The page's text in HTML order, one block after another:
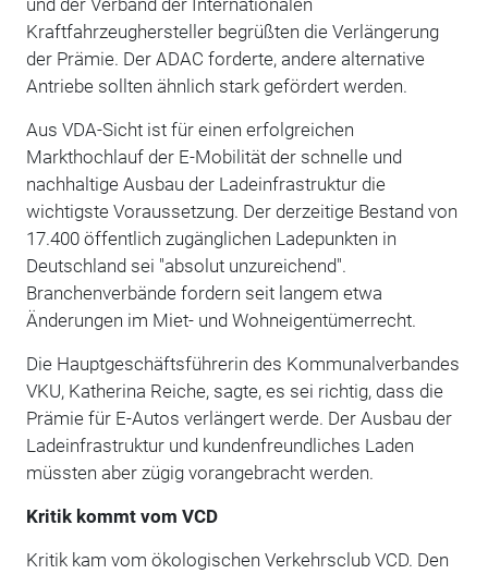
Kraftfahrzeughersteller begrüßten die Verlängerung
der Prämie. Der ADAC forderte, andere alternative
Antriebe sollten ähnlich stark gefördert werden.
Aus VDA-Sicht ist für einen erfolgreichen
Markthochlauf der E-Mobilität der schnelle und
nachhaltige Ausbau der Ladeinfrastruktur die
wichtigste Voraussetzung. Der derzeitige Bestand von
17.400 öffentlich zugänglichen Ladepunkten in
Deutschland sei "absolut unzureichend".
Branchenverbände fordern seit langem etwa
Änderungen im Miet- und Wohneigentümerrecht.
Die Hauptgeschäftsführerin des Kommunalverbandes
VKU, Katherina Reiche, sagte, es sei richtig, dass die
Prämie für E-Autos verlängert werde. Der Ausbau der
Ladeinfrastruktur und kundenfreundliches Laden
müssten aber zügig vorangebracht werden.
Kritik kommt vom VCD
Kritik kam vom ökologischen Verkehrsclub VCD. Den